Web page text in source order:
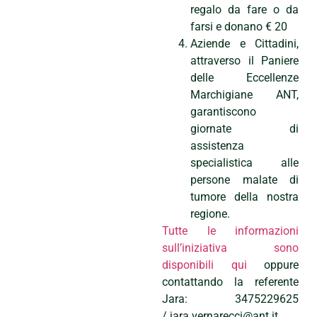
regalo da fare o da
farsi e donano € 20
Aziende e Cittadini,
attraverso il Paniere
delle Eccellenze
Marchigiane ANT,
garantiscono
giornate di
assistenza
specialistica alle
persone malate di
tumore della nostra
regione.
Tutte le informazioni
sull’iniziativa sono
disponibili qui oppure
contattando la referente
Jara: 3475229625